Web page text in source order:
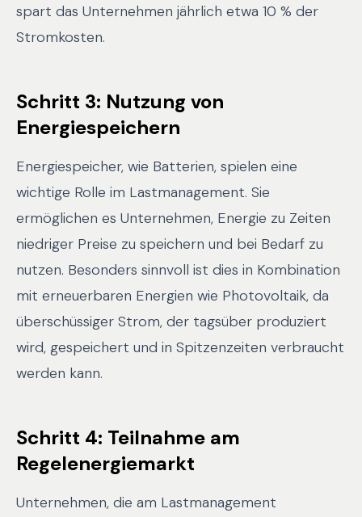
spart das Unternehmen jährlich etwa 10 % der
Stromkosten.
Schritt 3: Nutzung von
Energiespeichern
Energiespeicher, wie Batterien, spielen eine
wichtige Rolle im Lastmanagement. Sie
ermöglichen es Unternehmen, Energie zu Zeiten
niedriger Preise zu speichern und bei Bedarf zu
nutzen. Besonders sinnvoll ist dies in Kombination
mit erneuerbaren Energien wie Photovoltaik, da
überschüssiger Strom, der tagsüber produziert
wird, gespeichert und in Spitzenzeiten verbraucht
werden kann.
Schritt 4: Teilnahme am
Regelenergiemarkt
Unternehmen, die am Lastmanagement